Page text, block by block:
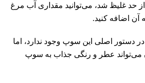
حد غلیظ شد، می‌توانید مقداری آب مرغ
آن اضافه کنید.
دستور اصلی این سوپ وجود ندارد، اما
می‌تواند عطر و رنگی جذاب به سوپ